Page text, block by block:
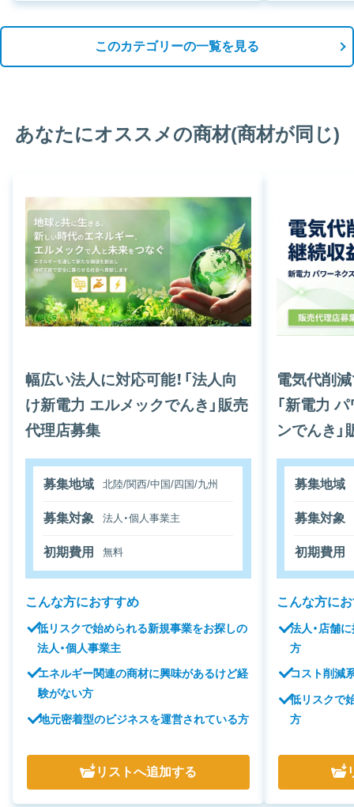
このカテゴリーの一覧を見る
あなたにオススメの商材(商材が同じ)
幅広い法人に対応可能！「法人向
け新電力 エルメックでんき」販売
代理店募集
募集地域 北陸/関西/中国/四国/九州
募集対象 法人・個人事業主
初期費用 無料
こんな方におすすめ
低リスクで始められる新規事業をお探しの
法人・個人事業主
エネルギー関連の商材に興味があるけど経
験がない方
地元密着型のビジネスを運営されている方
リストへ追加する
電気代削
「新電力
ンでんき
募集地域
募集対象
初期費用
こんな方に
法人・店舗
方
コスト削減
低リスクで
方